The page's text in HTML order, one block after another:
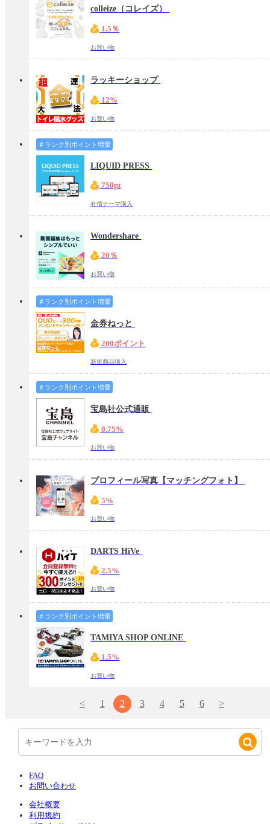
colleize（コレイズ）
1.5％
お買い物
ラッキーショップ
12%
お買い物
＃ランク別ポイント増量
LIQUID PRESS
750pt
有償テーマ購入
Wondershare
20％
お買い物
＃ランク別ポイント増量
金券ねっと
200ポイント
新規商品購入
＃ランク別ポイント増量
宝島社公式通販
0.75%
お買い物
プロフィール写真【マッチングフォト】
5%
お買い物
DARTS HiVe
2.5%
お買い物
＃ランク別ポイント増量
TAMIYA SHOP ONLINE
1.5%
お買い物
< 1 2 3 4 5 6 >
FAQ
お問い合わせ
会社概要
利用規約